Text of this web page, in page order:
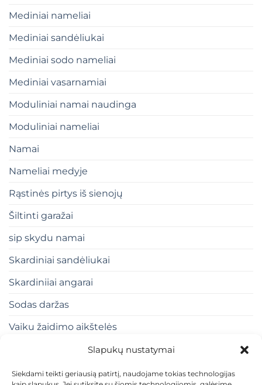
Slapukų nustatymai
Siekdami teikti geriausią patirtį, naudojame tokias technologijas
Mediniai nameliai
Mediniai sandėliukai
Mediniai sodo nameliai
Mediniai vasarnamiai
Moduliniai namai naudinga
Moduliniai nameliai
Namai
Nameliai medyje
Rąstinės pirtys iš sienojų
Šiltinti garažai
sip skydu namai
Skardiniai sandėliukai
Skardiniiai angarai
Sodas daržas
Vaiku žaidimo aikštelės